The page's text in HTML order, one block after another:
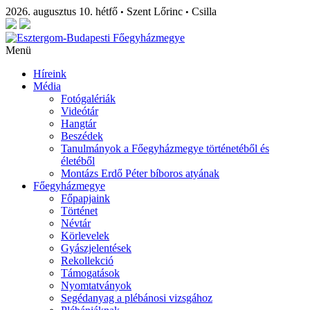
2026. augusztus 10. hétfő • Szent Lőrinc • Csilla
Menü
Híreink
Média
Fotógalériák
Videótár
Hangtár
Beszédek
Tanulmányok a Főegyházmegye történetéből és
életéből
Montázs Erdő Péter bíboros atyának
Főegyházmegye
Főpapjaink
Történet
Névtár
Körlevelek
Gyászjelentések
Rekollekció
Támogatások
Nyomtatványok
Segédanyag a plébánosi vizsgához